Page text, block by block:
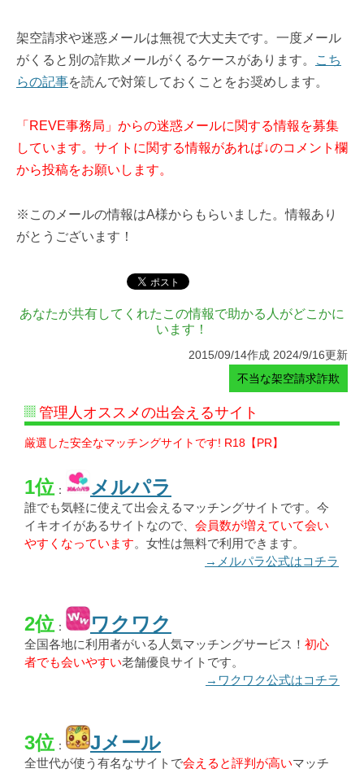
架空請求や迷惑メールは無視で大丈夫です。一度メール
がくると別の詐欺メールがくるケースがあります。
こち
らの記事を読んで対策しておくことをお奨めします。
「REVE事務局」からの迷惑メールに関する情報を募集
しています。サイトに関する情報があれば↓のコメント欄
から投稿をお願いします。
※このメールの情報はA様からもらいました。情報あり
がとうございます！
あなたが共有してくれたこの情報で助かる人がどこかに
います！
2015/09/14作成 2024/9/16更新
不当な架空請求詐欺
管理人オススメの出会えるサイト
厳選した安全なマッチングサイトです! R18【PR】
1位 ： メルパラ
誰でも気軽に使えて出会えるマッチングサイトです。今
イキオイがあるサイトなので、 会員数が増えていて会い
やすくなっています。女性は無料で利用できます。
→メルパラ公式はコチラ
2位 ： ワクワク
全国各地に利用者がいる人気マッチングサービス！ 初心
者でも会いやすい老舗優良サイトです。
→ワクワク公式はコチラ
3位 ： Jメール
全世代が使う有名なサイトで会えると評判が高いマッチ